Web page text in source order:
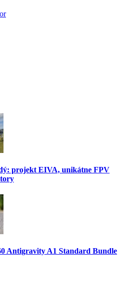
projekt EIVA, unikátne FPV
Antigravity A1 Standard Bundle